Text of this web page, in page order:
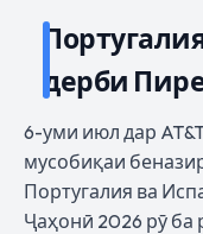
дерби
6-уми июл дар
мусобиқаи
Португалия ва
Ҷаҳонӣ 2026 рӯ